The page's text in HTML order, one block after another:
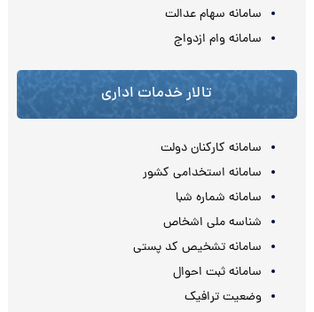
سامانه سهام عدالت
سامانه وام ازدواج
تالار خدمات اداری
سامانه کارکنان دولت
سامانه استخدامی کشور
سامانه شماره شبا
شناسه ملی اشخاص
سامانه تشخیص کد پستی
سامانه ثبت احوال
وضعیت ترافیک